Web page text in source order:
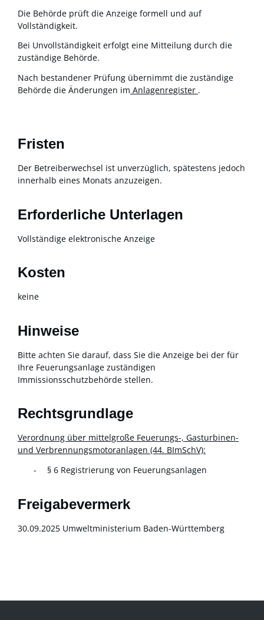
Die Behörde prüft die Anzeige formell und auf
Vollständigkeit.
Bei Unvollständigkeit erfolgt eine Mitteilung durch die
zuständige Behörde.
Nach bestandener Prüfung übernimmt die zuständige
Behörde die Änderungen im Anlagenregister .
Fristen
Der Betreiberwechsel ist unverzüglich, spätestens jedoch
innerhalb eines Monats anzuzeigen.
Erforderliche Unterlagen
Vollständige elektronische Anzeige
Kosten
keine
Hinweise
Bitte achten Sie darauf, dass Sie die Anzeige bei der für
Ihre Feuerungsanlage zuständigen
Immissionsschutzbehörde stellen.
Rechtsgrundlage
Verordnung über mittelgroße Feuerungs-, Gasturbinen-
und Verbrennungsmotoranlagen (44. BImSchV):
§ 6 Registrierung von Feuerungsanlagen
Freigabevermerk
30.09.2025 Umweltministerium Baden-Württemberg